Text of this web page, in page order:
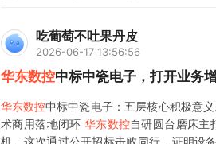
吃葡萄不吐果丹皮
2026-06-17 13:56:56
华东数控中标中瓷电子，打开业务
华东数控中标中瓷电子：五层核心积极意
术商用落地闭环 华东数控自研圆台磨床主
机，这次通过公开招标击败同行，证明设